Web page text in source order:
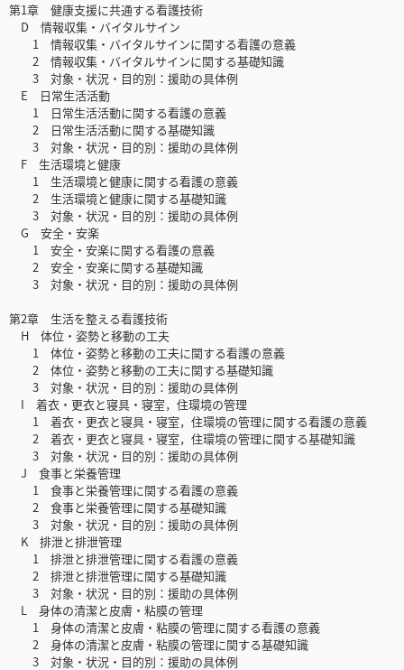
第1章 健康支援に共通する看護技術
D 情報収集・バイタルサイン
1 情報収集・バイタルサインに関する看護の意義
2 情報収集・バイタルサインに関する基礎知識
3 対象・状況・目的別：援助の具体例
E 日常生活活動
1 日常生活活動に関する看護の意義
2 日常生活活動に関する基礎知識
3 対象・状況・目的別：援助の具体例
F 生活環境と健康
1 生活環境と健康に関する看護の意義
2 生活環境と健康に関する基礎知識
3 対象・状況・目的別：援助の具体例
G 安全・安楽
1 安全・安楽に関する看護の意義
2 安全・安楽に関する基礎知識
3 対象・状況・目的別：援助の具体例
第2章 生活を整える看護技術
H 体位・姿勢と移動の工夫
1 体位・姿勢と移動の工夫に関する看護の意義
2 体位・姿勢と移動の工夫に関する基礎知識
3 対象・状況・目的別：援助の具体例
I 着衣・更衣と寝具・寝室，住環境の管理
1 着衣・更衣と寝具・寝室，住環境の管理に関する看護の意義
2 着衣・更衣と寝具・寝室，住環境の管理に関する基礎知識
3 対象・状況・目的別：援助の具体例
J 食事と栄養管理
1 食事と栄養管理に関する看護の意義
2 食事と栄養管理に関する基礎知識
3 対象・状況・目的別：援助の具体例
K 排泄と排泄管理
1 排泄と排泄管理に関する看護の意義
2 排泄と排泄管理に関する基礎知識
3 対象・状況・目的別：援助の具体例
L 身体の清潔と皮膚・粘膜の管理
1 身体の清潔と皮膚・粘膜の管理に関する看護の意義
2 身体の清潔と皮膚・粘膜の管理に関する基礎知識
3 対象・状況・目的別：援助の具体例